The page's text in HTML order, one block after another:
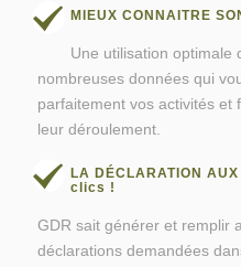
MIEUX CONNAITRE
Une utilisation optimale
nombreuses données qui
parfaitement vos activités et
leur déroulement.
LA DÉCLARATION
clics !
GDR sait générer et remplir
déclarations demandées